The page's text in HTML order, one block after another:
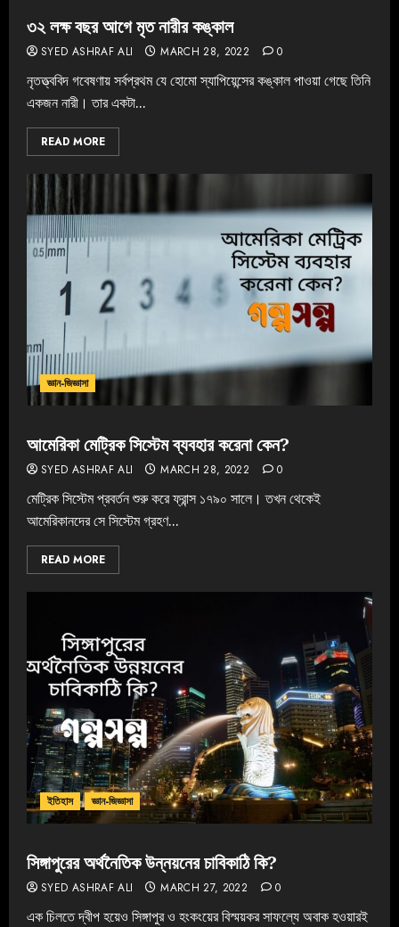
৩২ লক্ষ বছর আগে মৃত নারীর কঙ্কাল
SYED ASHRAF ALI MARCH 28, 2022 0
নৃতত্ত্ববিদ গবেষণায় সর্বপ্রথম যে হোমো স্যাপিয়েন্সের কঙ্কাল পাওয়া গেছে তিনি
একজন নারী। তার একটা...
READ MORE
জ্ঞান-জিজ্ঞাসা
আমেরিকা মেট্রিক সিস্টেম ব্যবহার করেনা কেন?
SYED ASHRAF ALI MARCH 28, 2022 0
মেট্রিক সিস্টেম প্রবর্তন শুরু করে ফ্রান্স ১৭৯০ সালে। তখন থেকেই
আমেরিকানদের সে সিস্টেম গ্রহণ...
READ MORE
ইতিহাস জ্ঞান-জিজ্ঞাসা
সিঙ্গাপুরের অর্থনৈতিক উন্নয়নের চাবিকাঠি কি?
SYED ASHRAF ALI MARCH 27, 2022 0
এক চিলতে দ্বীপ হয়েও সিঙ্গাপুর ও হংকংয়ের বিস্ময়কর সাফল্যে অবাক হওয়ারই